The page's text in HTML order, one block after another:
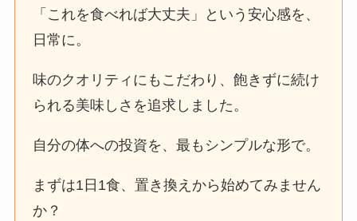
「これを食べれば大丈夫」という安心感を、
日常に。
味のクオリティにもこだわり、飽きずに続け
られる美味しさを追求しました。
自分の体への投資を、最もシンプルな形で。
まずは1日1食、置き換えから始めてみません
か？